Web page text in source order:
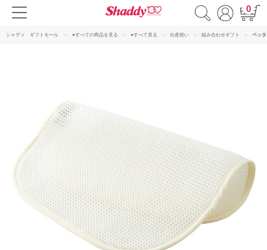
0
シャディ ギフトモール ●すべての商品を見る ●すべて見る 出産祝い 組み合わせギフト ベッ